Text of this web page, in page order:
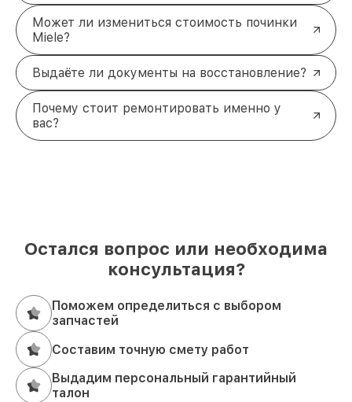
Может ли измениться стоимость починки
Miele?
Выдаёте ли документы на восстановление?
Почему стоит ремонтировать именно у
вас?
Остался вопрос или необходима
консультация?
Поможем определиться с выбором
запчастей
Составим точную смету работ
Выдадим персональный гарантийный
талон